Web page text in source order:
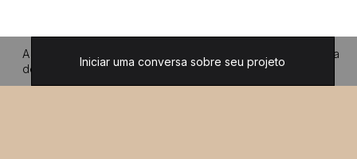
A primeira impressão do seu projeto está dizendo o que ela
deveria?
Iniciar uma conversa sobre seu projeto